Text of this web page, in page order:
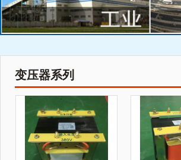
变压器系列